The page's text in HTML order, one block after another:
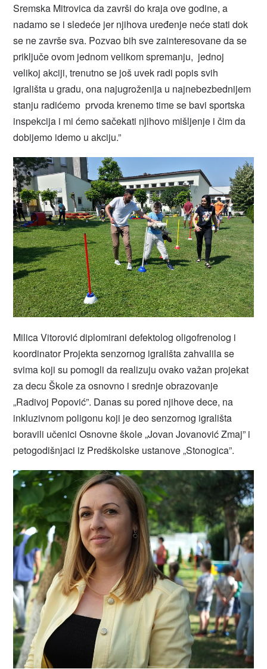
Sremska Mitrovica da završi do kraja ove godine, a
nadamo se i sledeće jer njihova uređenje neće stati dok
se ne završe sva. Pozvao bih sve zainteresovane da se
priključe ovom jednom velikom spremanju, jednoj
velikoj akciji, trenutno se još uvek radi popis svih
igrališta u gradu, ona najugroženija u najnebezbednijem
stanju radićemo prvoda krenemo time se bavi sportska
inspekcija i mi ćemo sačekati njihovo mišljenje i čim da
dobijemo idemo u akciju.”
Milica Vitorović diplomirani defektolog oligofrenolog i
koordinator Projekta senzornog igrališta zahvalila se
svima koji su pomogli da realizuju ovako važan projekat
za decu Škole za osnovno i srednje obrazovanje
„Radivoj Popović”. Danas su pored njihove dece, na
inkluzivnom poligonu koji je deo senzornog igrališta
boravili učenici Osnovne škole „Jovan Jovanović Zmaj” i
petogodišnjaci iz Predškolske ustanove „Stonogica”.